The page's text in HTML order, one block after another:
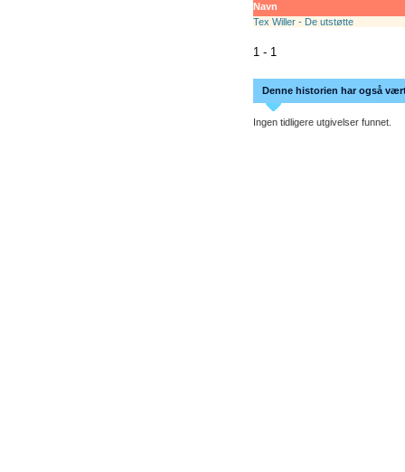
Navn
Tex Willer - De utstøtte
1 - 1
Denne historien har også
Ingen tidligere utgivelser funnet.